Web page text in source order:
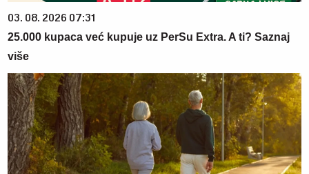
03. 08. 2026 07:31
25.000 kupaca već kupuje uz PerSu Extra. A ti? Saznaj
više